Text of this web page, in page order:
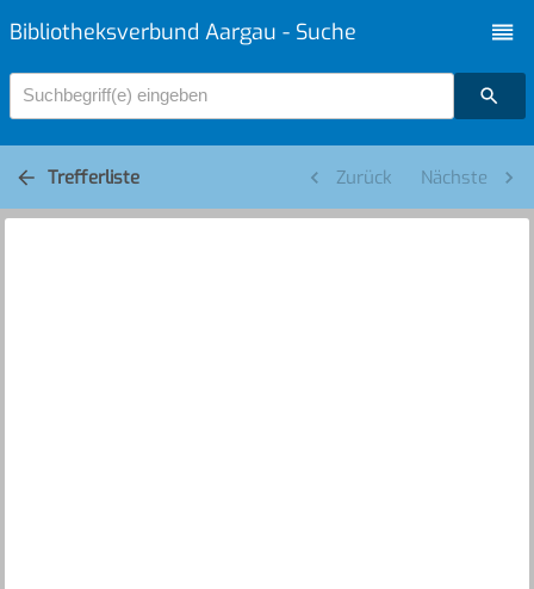
Bibliotheksverbund Aargau - Suche
Suchbegriff(e) eingeben
Trefferliste Zurück Nächste